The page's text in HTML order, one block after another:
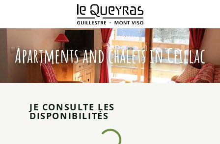
contenu
Apartments and chalets in Ceillac
JE CONSULTE LES
DISPONIBILITÉS